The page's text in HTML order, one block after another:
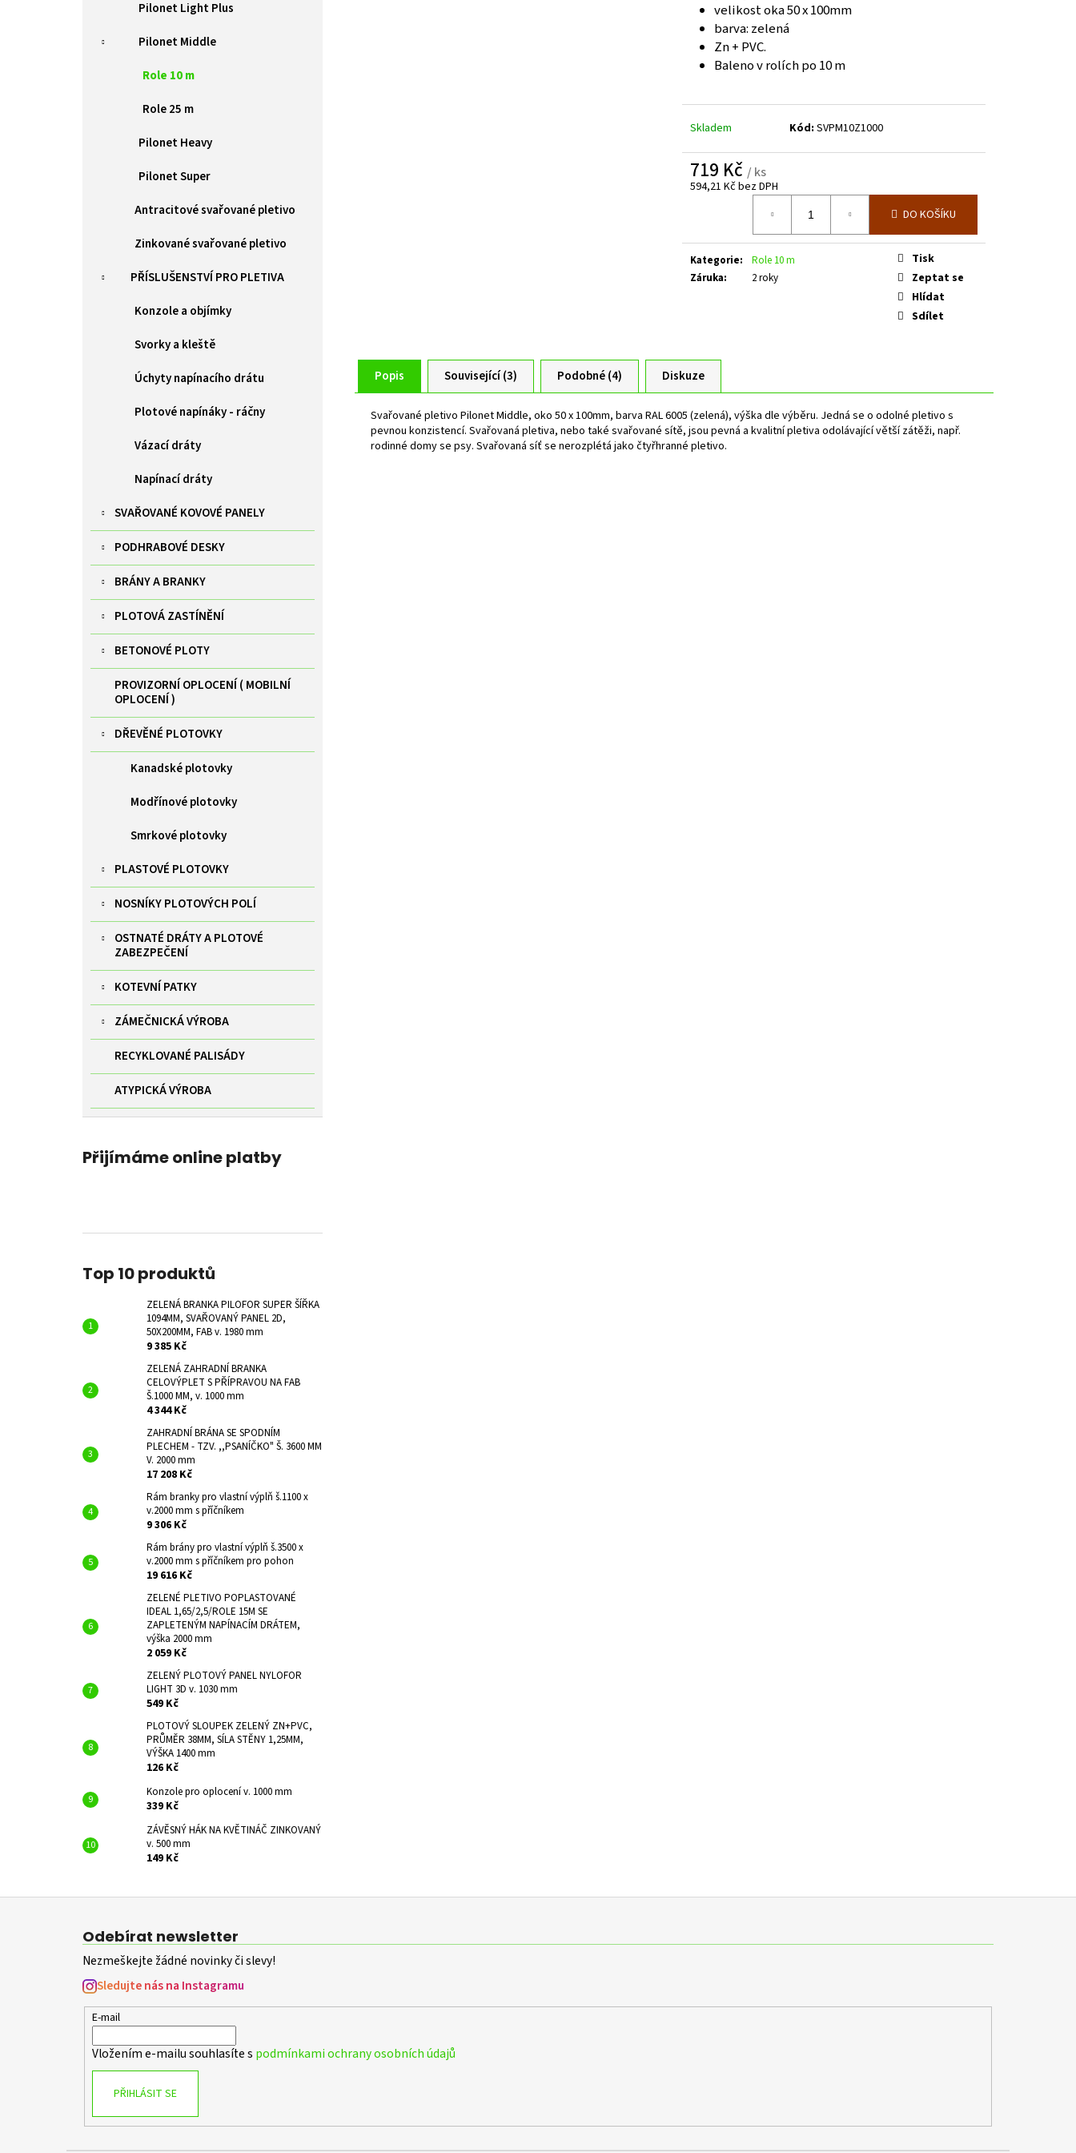
Pilonet Light Plus
Pilonet Middle
Role 10 m
Role 25 m
Pilonet Heavy
Pilonet Super
Antracitové svařované pletivo
Zinkované svařované pletivo
PŘÍSLUŠENSTVÍ PRO PLETIVA
Konzole a objímky
Svorky a kleště
Úchyty napínacího drátu
Plotové napínáky - ráčny
Vázací dráty
Napínací dráty
SVAŘOVANÉ KOVOVÉ PANELY
PODHRABOVÉ DESKY
BRÁNY A BRANKY
PLOTOVÁ ZASTÍNĚNÍ
BETONOVÉ PLOTY
PROVIZORNÍ OPLOCENÍ ( MOBILNÍ
OPLOCENÍ )
DŘEVĚNÉ PLOTOVKY
Kanadské plotovky
Modřínové plotovky
Smrkové plotovky
PLASTOVÉ PLOTOVKY
NOSNÍKY PLOTOVÝCH POLÍ
OSTNATÉ DRÁTY A PLOTOVÉ
ZABEZPEČENÍ
KOTEVNÍ PATKY
ZÁMEČNICKÁ VÝROBA
RECYKLOVANÉ PALISÁDY
ATYPICKÁ VÝROBA
Přijímáme online platby
Top 10 produktů
ZELENÁ BRANKA PILOFOR SUPER ŠÍŘKA
1094MM, SVAŘOVANÝ PANEL 2D,
50X200MM, FAB v. 1980 mm
9 385 Kč
ZELENÁ ZAHRADNÍ BRANKA
CELOVÝPLET S PŘÍPRAVOU NA FAB
Š.1000 MM, v. 1000 mm
4 344 Kč
ZAHRADNÍ BRÁNA SE SPODNÍM
PLECHEM - TZV. ,,PSANÍČKO" Š. 3600 MM
V. 2000 mm
17 208 Kč
Rám branky pro vlastní výplň š.1100 x
v.2000 mm s příčníkem
9 306 Kč
Rám brány pro vlastní výplň š.3500 x
v.2000 mm s příčníkem pro pohon
19 616 Kč
ZELENÉ PLETIVO POPLASTOVANÉ
IDEAL 1,65/2,5/ROLE 15M SE
ZAPLETENÝM NAPÍNACÍM DRÁTEM,
výška 2000 mm
2 059 Kč
ZELENÝ PLOTOVÝ PANEL NYLOFOR
LIGHT 3D v. 1030 mm
549 Kč
PLOTOVÝ SLOUPEK ZELENÝ ZN+PVC,
PRŮMĚR 38MM, SÍLA STĚNY 1,25MM,
VÝŠKA 1400 mm
126 Kč
Konzole pro oplocení v. 1000 mm
339 Kč
ZÁVĚSNÝ HÁK NA KVĚTINÁČ ZINKOVANÝ
v. 500 mm
149 Kč
velikost oka 50 x 100mm
barva: zelená
Zn + PVC.
Baleno v rolích po 10 m
Skladem Kód: SVPM10Z1000
719 Kč / ks
594,21 Kč bez DPH
DO KOŠÍKU
Kategorie:
Role 10 m
Záruka: 2 roky
Tisk
Zeptat se
Hlídat
Sdílet
Popis Související (3) Podobné (4) Diskuze
Svařované pletivo Pilonet Middle, oko 50 x 100mm, barva RAL 6005 (zelená), výška dle výběru. Jedná se o odolné pletivo s
pevnou konzistencí. Svařovaná pletiva, nebo také svařované sítě, jsou pevná a kvalitní pletiva odolávající větší zátěži, např.
rodinné domy se psy. Svařovaná síť se nerozplétá jako čtyřhranné pletivo.
1094MM, SVAŘOVANÝ PANEL 2D, 50X200MM,
TZV. ,,PSANÍČKO" Š. 3600 MM V. 2000 MM
Z
Odebírat newsletter
Nezmeškejte žádné novinky či slevy!
Sledujte nás na Instagramu
E-mail
Vložením e-mailu souhlasíte s podmínkami ochrany osobních údajů
PŘIHLÁSIT SE